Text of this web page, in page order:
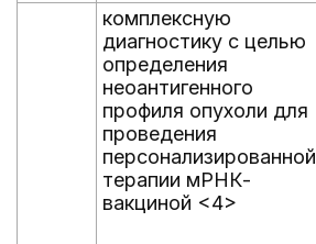
комплексную
диагностику с целью
определения
неоантигенного
профиля опухоли для
проведения
персонализированной
терапии мРНК-
вакциной <4>